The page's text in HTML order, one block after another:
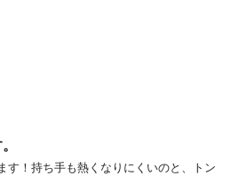
す！持ち手も熱くなりにくいのと、トン